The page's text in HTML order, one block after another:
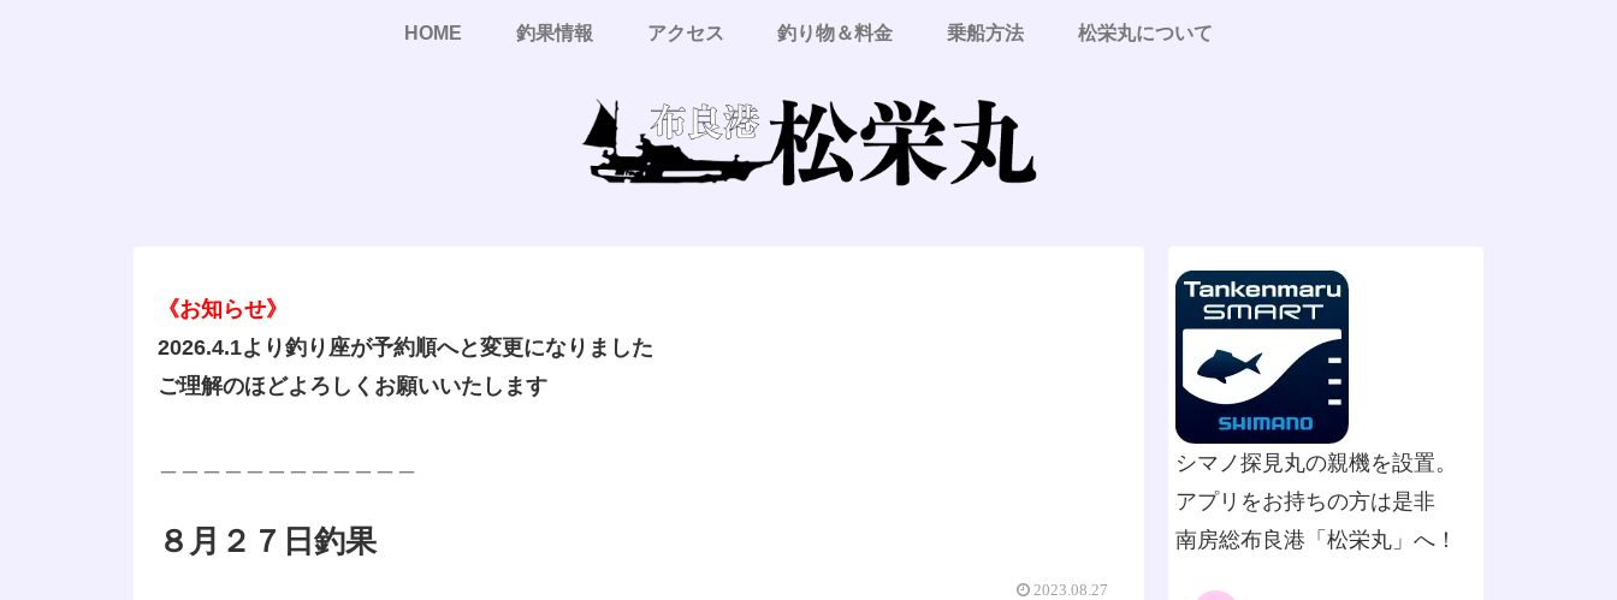
HOME 釣果情報 アクセス 釣り物＆料金 乗船方法 松栄丸について
《お知らせ》
2026.4.1より釣り座が予約順へと変更になりました
ご理解のほどよろしくお願いいたします
８月２７日釣果
2023.08.27
シマノ探見丸の親機を設置。
アプリをお持ちの方は是非
南房総布良港「松栄丸」へ！